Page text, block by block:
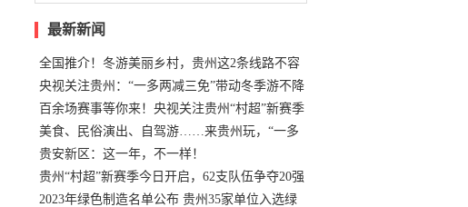
最新新闻
全国推介！冬游美丽乡村，贵州这2条线路不容
错过
央视关注贵州：“一多两减三免”带动冬季游不降
温
百余场赛事等你来！央视关注贵州“村超”新赛季
正式“打响”
美食、民俗演出、自驾游……来贵州玩，“一多
两减三免”！
贵安新区：这一年，不一样！
贵州“村超”新赛季今日开启，62支队伍争夺20强
名额
2023年绿色制造名单公布 贵州35家单位入选绿